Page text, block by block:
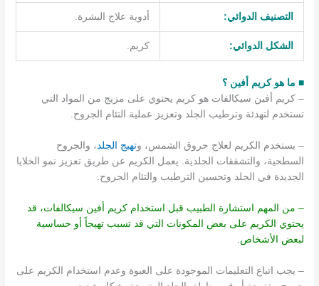
التصنيف الدوائي: أدوية علاج البشرة.
الشكل الدوائي: كريم.
■ ما هو كريم أفين ؟
– كريم أفين سيكالفات هو كريم يحتوي على مزيج من المواد التي
تستخدم لتهدئة وترطيب الجلد وتعزيز عملية التئام الجروح.
– يستخدم الكريم لعلاج حروق الشمس، وتهيج الجلد، والجروح
السطحية، والتشققات الجلدية. يعمل الكريم عن طريق تعزيز نمو الخلايا
الجديدة في الجلد وتحسين الترطيب والتئام الجروح.
– من المهم استشارة الطبيب قبل استخدام كريم أفين سيكالفات، قد
يحتوي الكريم على بعض المكونات التي قد تسبب تهيجاً أو حساسية
لبعض الأشخاص.
– يجب اتباع التعليمات الموجودة على العبوة وعدم استخدام الكريم على